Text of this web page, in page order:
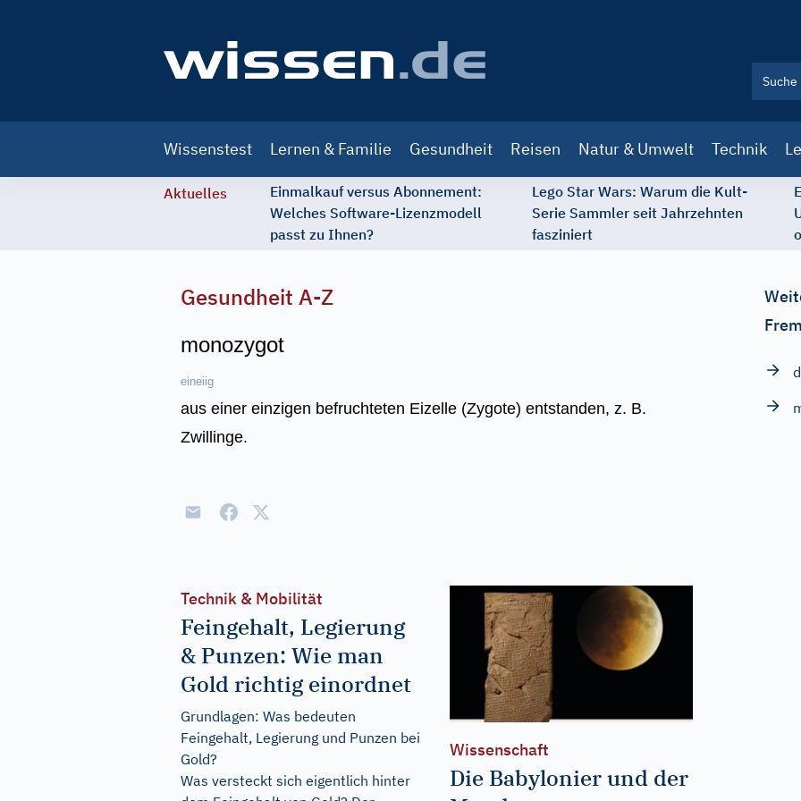
navigation
Wissenstest Lernen & Familie Gesundheit Reisen Natur & Umwelt Technik
Aktuelles
Einmalkauf versus Abonnement:
Welches Software-Lizenzmodell
passt zu Ihnen?
Lego Star Wars: Warum die Kult-
Serie Sammler seit Jahrzehnten
fasziniert
Gesundheit A-Z
monozygot
eineiig
aus einer einzigen befruchteten Eizelle (Zygote) entstanden, z. B.
Zwillinge.
Technik & Mobilität
Feingehalt, Legierung
& Punzen: Wie man
Gold richtig einordnet
Grundlagen: Was bedeuten
Feingehalt, Legierung und Punzen bei
Gold?
Was versteckt sich eigentlich hinter
Wissenschaft
Die Babylonier und der